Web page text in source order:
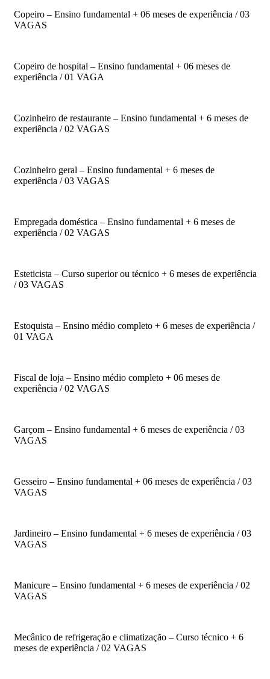
Copeiro – Ensino fundamental + 06 meses de experiência / 03
VAGAS
Copeiro de hospital – Ensino fundamental + 06 meses de
experiência / 01 VAGA
Cozinheiro de restaurante – Ensino fundamental + 6 meses de
experiência / 02 VAGAS
Cozinheiro geral – Ensino fundamental + 6 meses de
experiência / 03 VAGAS
Empregada doméstica – Ensino fundamental + 6 meses de
experiência / 02 VAGAS
Esteticista – Curso superior ou técnico + 6 meses de experiência
/ 03 VAGAS
Estoquista – Ensino médio completo + 6 meses de experiência /
01 VAGA
Fiscal de loja – Ensino médio completo + 06 meses de
experiência / 02 VAGAS
Garçom – Ensino fundamental + 6 meses de experiência / 03
VAGAS
Gesseiro – Ensino fundamental + 06 meses de experiência / 03
VAGAS
Jardineiro – Ensino fundamental + 6 meses de experiência / 03
VAGAS
Manicure – Ensino fundamental + 6 meses de experiência / 02
VAGAS
Mecânico de refrigeração e climatização – Curso técnico + 6
meses de experiência / 02 VAGAS